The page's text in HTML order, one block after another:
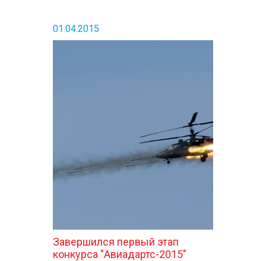
01.04.2015
Завершился первый этап
конкурса "Авиадартс-2015"